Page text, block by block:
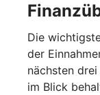
Die
der
nächsten
im Blick